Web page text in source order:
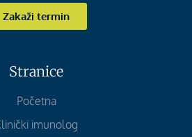
Zakaži termin
Stranice
Početna
imunolog